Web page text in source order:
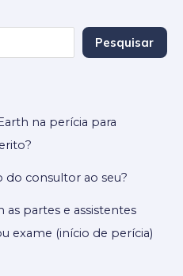
Pesquisar
na perícia para
do consultor ao seu?
partes e assistentes
exame (início de perícia)